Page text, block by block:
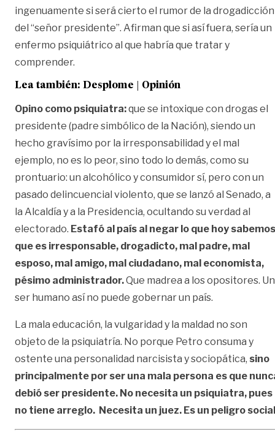
ingenuamente si será cierto el rumor de la drogadicción
del “señor presidente”. Afirman que si así fuera, sería un
enfermo psiquiátrico al que habría que tratar y
comprender.
Lea también: Desplome | Opinión
Opino como psiquiatra:que se intoxique con drogas el
presidente (padre simbólico de la Nación), siendo un
hecho gravísimo por la irresponsabilidad y el mal
ejemplo, no es lo peor, sino todo lo demás, como su
prontuario: un alcohólico y consumidor sí, pero con un
pasado delincuencial violento, que se lanzó al Senado, a
la Alcaldía y a la Presidencia, ocultando su verdad al
electorado. Estafó al país al negar lo que hoy
que es irresponsable, drogadicto, mal padre, mal
esposo, mal amigo, mal ciudadano, mal economista,
pésimo administrador.Que madrea a los opositores. Un
ser humano así no puede gobernar un país.
La mala educación, la vulgaridad y la maldad no son
objeto de la psiquiatría. No porque Petro consuma y
ostente una personalidad narcisista y sociopática, sino
principalmente por ser una mala persona es que
debió ser presidente. No necesita un psiquiatra, pues
no tiene arreglo. Necesita un juez. Es un peligro